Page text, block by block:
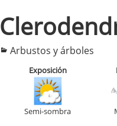
Categorías
Arbustos y árboles
Exposición
Semi-sombra